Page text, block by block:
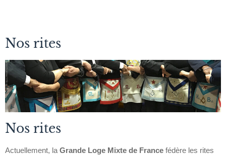
Nos rites
Nos rites
Actuellement, la Grande Loge Mixte de France fédère les rites